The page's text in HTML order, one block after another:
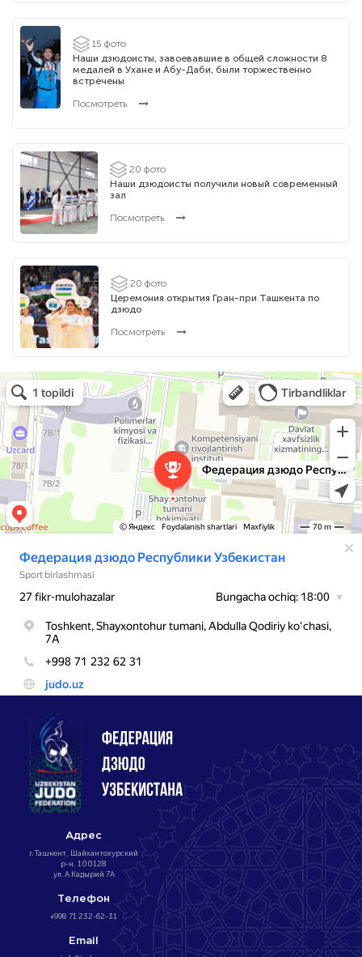
15 фото
Наши дзюдоисты, завоевавшие в общей сложности 8
медалей в Ухане и Абу-Даби, были торжественно
встречены
Посмотреть
20 фото
Наши дзюдоисты получили новый современный
зал
Посмотреть
20 фото
Церемония открытия Гран-при Ташкента по
дзюдо
Посмотреть
Адрес
г. Ташкент, Шайхантохурский
р-н, 100128
ул. А.Кадырий 7А
Телефон
+998 71 232-62-31
Email